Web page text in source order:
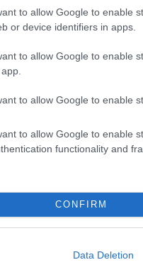
to allow Google to enable
or device identifiers in apps.
to allow Google to enable
to allow Google to enable
to allow Google to enable
functionality and
CONFIRM
Data Deletion
vártunk:
riasztás